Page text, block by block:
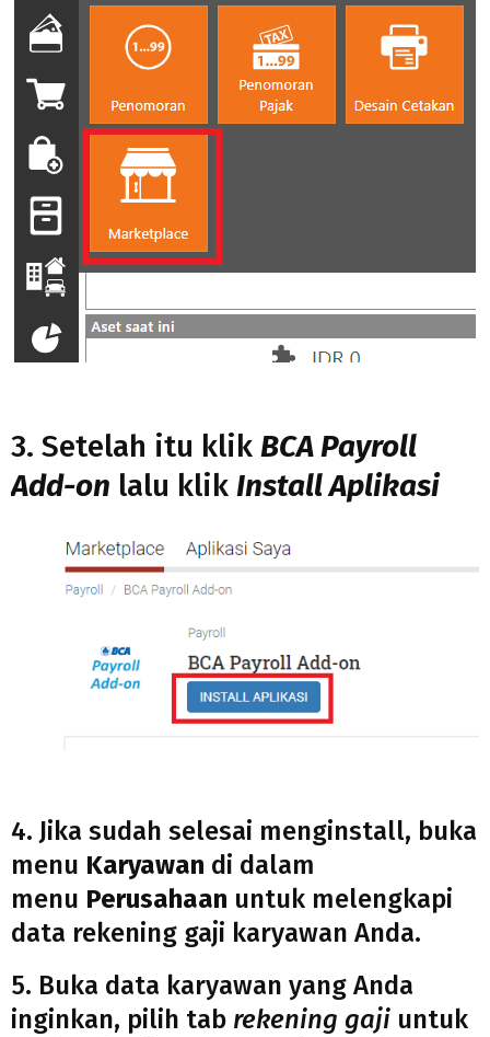
3. Setelah itu klik BCA Payroll
Add-on lalu klik Install Aplikasi
4. Jika sudah selesai menginstall, buka
menu Karyawan di dalam
menu Perusahaan untuk melengkapi
data rekening gaji karyawan Anda.
5. Buka data karyawan yang Anda
inginkan, pilih tab rekening gaji untuk